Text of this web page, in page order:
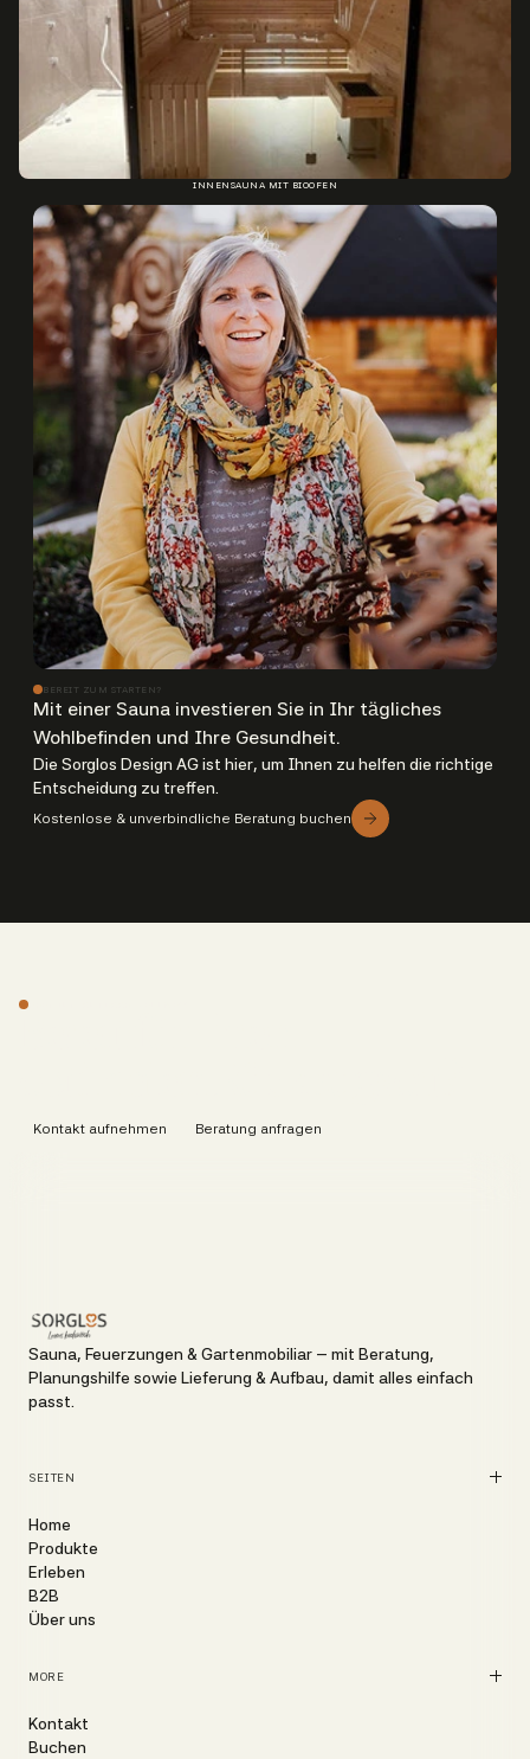
INNENSAUNA MIT BIOOFEN
BEREIT ZUM STARTEN?
Mit einer Sauna investieren Sie in Ihr tägliches
Wohlbefinden und Ihre Gesundheit.
Die Sorglos Design AG ist hier, um Ihnen zu helfen die richtige
Entscheidung zu treffen.
Kostenlose & unverbindliche Beratung buchen
Kontakt aufnehmen Beratung anfragen
Sauna, Feuerzungen & Gartenmobiliar – mit Beratung,
Planungshilfe sowie Lieferung & Aufbau, damit alles einfach
passt.
SEITEN
Home
Produkte
Erleben
B2B
Über uns
MORE
Kontakt
Buchen